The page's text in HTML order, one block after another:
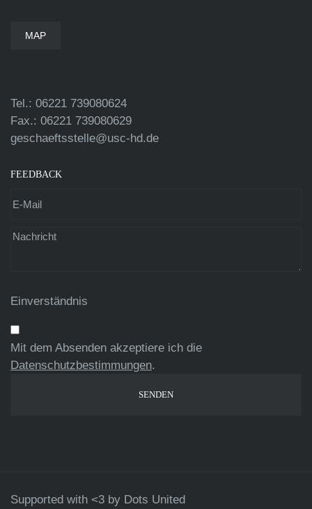
MAP
Tel.: 06221 739080624
Fax.: 06221 739080629
geschaeftsstelle@usc-hd.de
FEEDBACK
Einverständnis
Mit dem Absenden akzeptiere ich die
Datenschutzbestimmungen.
Supported with <3 by Dots United